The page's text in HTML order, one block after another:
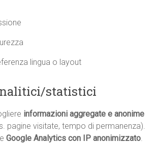
lingua o layout
statistici
informazioni aggregate e anonime
pagine visitate, tempo di permanenza).
Google Analytics con IP anonimizzato.